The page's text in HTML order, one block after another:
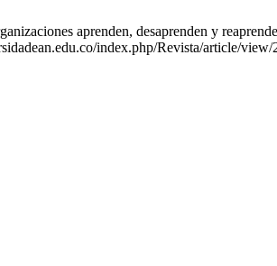
aprenden, desaprenden y
index.php/Revista/article/view/